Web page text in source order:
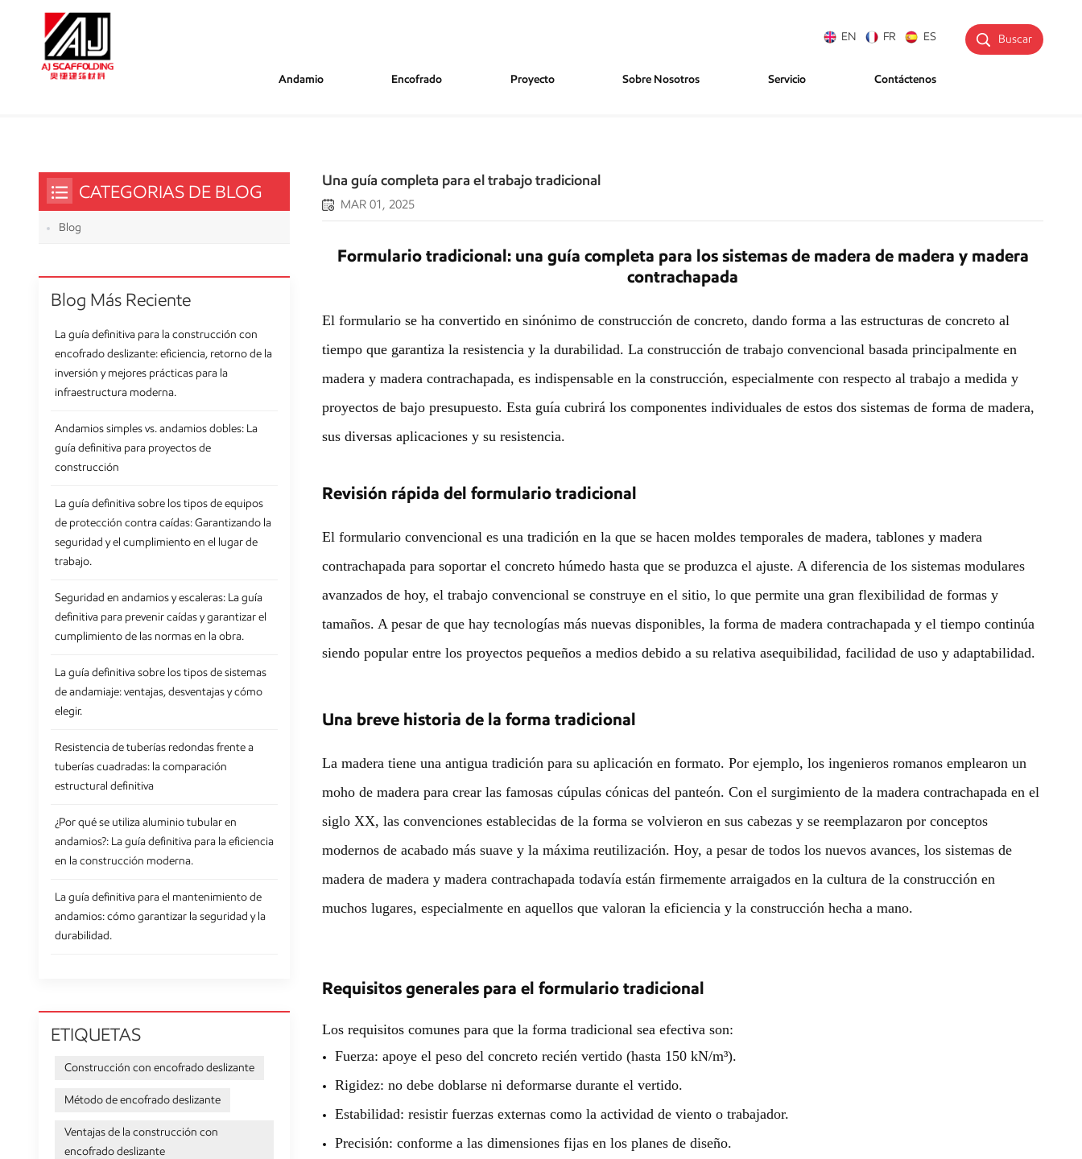
Buscar
EN FR ES
Andamio Encofrado Proyecto Sobre Nosotros Servicio Contáctenos
Una guía completa para el trabajo tradicional
MAR 01, 2025
Formulario tradicional: una guía completa para los sistemas de madera de madera y madera
contrachapada
El formulario se ha convertido en sinónimo de construcción de concreto, dando forma a las estructuras de concreto al
tiempo que garantiza la resistencia y la durabilidad. La construcción de trabajo convencional basada principalmente en
madera y madera contrachapada, es indispensable en la construcción, especialmente con respecto al trabajo a medida y
proyectos de bajo presupuesto. Esta guía cubrirá los componentes individuales de estos dos sistemas de forma de madera,
sus diversas aplicaciones y su resistencia.
Revisión rápida del formulario tradicional
El formulario convencional es una tradición en la que se hacen moldes temporales de madera, tablones y madera
contrachapada para soportar el concreto húmedo hasta que se produzca el ajuste. A diferencia de los sistemas modulares
avanzados de hoy, el trabajo convencional se construye en el sitio, lo que permite una gran flexibilidad de formas y
tamaños. A pesar de que hay tecnologías más nuevas disponibles, la forma de madera contrachapada y el tiempo continúa
siendo popular entre los proyectos pequeños a medios debido a su relativa asequibilidad, facilidad de uso y adaptabilidad.
Una breve historia de la forma tradicional
La madera tiene una antigua tradición para su aplicación en formato. Por ejemplo, los ingenieros romanos emplearon un
moho de madera para crear las famosas cúpulas cónicas del panteón. Con el surgimiento de la madera contrachapada en el
siglo XX, las convenciones establecidas de la forma se volvieron en sus cabezas y se reemplazaron por conceptos
modernos de acabado más suave y la máxima reutilización. Hoy, a pesar de todos los nuevos avances, los sistemas de
madera de madera y madera contrachapada todavía están firmemente arraigados en la cultura de la construcción en
muchos lugares, especialmente en aquellos que valoran la eficiencia y la construcción hecha a mano.
Requisitos generales para el formulario tradicional
Los requisitos comunes para que la forma tradicional sea efectiva son:
Fuerza: apoye el peso del concreto recién vertido (hasta 150 kN/m³).
Rigidez: no debe doblarse ni deformarse durante el vertido.
Estabilidad: resistir fuerzas externas como la actividad de viento o trabajador.
Precisión: conforme a las dimensiones fijas en los planes de diseño.
CATEGORIAS DE BLOG
Blog
Blog Más Reciente
La guía definitiva para la construcción con
encofrado deslizante: eficiencia, retorno de la
inversión y mejores prácticas para la
infraestructura moderna.
Andamios simples vs. andamios dobles: La
guía definitiva para proyectos de
construcción
La guía definitiva sobre los tipos de equipos
de protección contra caídas: Garantizando la
seguridad y el cumplimiento en el lugar de
trabajo.
Seguridad en andamios y escaleras: La guía
definitiva para prevenir caídas y garantizar el
cumplimiento de las normas en la obra.
La guía definitiva sobre los tipos de sistemas
de andamiaje: ventajas, desventajas y cómo
elegir.
Resistencia de tuberías redondas frente a
tuberías cuadradas: la comparación
estructural definitiva
¿Por qué se utiliza aluminio tubular en
andamios?: La guía definitiva para la eficiencia
en la construcción moderna.
La guía definitiva para el mantenimiento de
andamios: cómo garantizar la seguridad y la
durabilidad.
ETIQUETAS
Construcción con encofrado deslizante
Método de encofrado deslizante
Ventajas de la construcción con
encofrado deslizante